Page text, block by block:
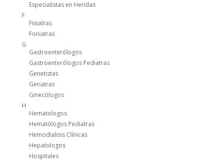
Especialistas en Heridas
F
Fisiatras
Foniatras
G
Gastroenterólogos
Gastroenterólogos Pediatras
Genetistas
Geriatras
Ginecólogos
H
Hematologos
Hematólogos Pediatras
Hemodialisis Clínicas
Hepatologos
Hospitales